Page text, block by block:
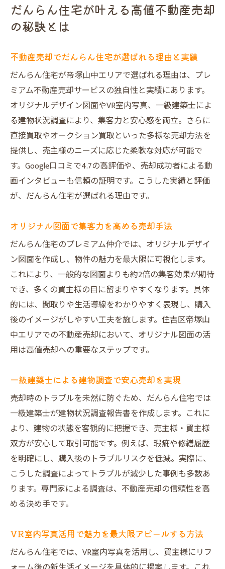
だんらん住宅が叶える高値不動産売却
の秘訣とは
不動産売却でだんらん住宅が選ばれる理由と実績
だんらん住宅が帝塚山中エリアで選ばれる理由は、プレ
ミアム不動産売却サービスの独自性と実績にあります。
オリジナルデザイン図面やVR室内写真、一級建築士によ
る建物状況調査により、集客力と安心感を両立。さらに
直接買取やオークション買取といった多様な売却方法を
提供し、売主様のニーズに応じた柔軟な対応が可能で
す。Google口コミで4.7の高評価や、売却成功者による動
画インタビューも信頼の証明です。こうした実績と評価
が、だんらん住宅が選ばれる理由です。
オリジナル図面で集客力を高める売却手法
だんらん住宅のプレミアム仲介では、オリジナルデザイ
ン図面を作成し、物件の魅力を最大限に可視化します。
これにより、一般的な図面よりも約2倍の集客効果が期待
でき、多くの買主様の目に留まりやすくなります。具体
的には、間取りや生活導線をわかりやすく表現し、購入
後のイメージがしやすい工夫を施します。住吉区帝塚山
中エリアでの不動産売却において、オリジナル図面の活
用は高値売却への重要なステップです。
一級建築士による建物調査で安心売却を実現
売却時のトラブルを未然に防ぐため、だんらん住宅では
一級建築士が建物状況調査報告書を作成します。これに
より、建物の状態を客観的に把握でき、売主様・買主様
双方が安心して取引可能です。例えば、瑕疵や修繕履歴
を明確にし、購入後のトラブルリスクを低減。実際に、
こうした調査によってトラブルが減少した事例も多数あ
ります。専門家による調査は、不動産売却の信頼性を高
める決め手です。
VR室内写真活用で魅力を最大限アピールする方法
だんらん住宅では、VR室内写真を活用し、買主様にリフ